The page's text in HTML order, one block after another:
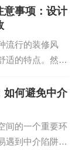
的信息，以
选择素材
材料等。您
己的需求选
材料供应
好的服务。
方案的过程中，
注意。这些细节
意事项：设计
流行的装修风
适的特点。然
。下面我们将为
注意事项和设计
修...
如何避免中介
间的一个重要环
遇到中介陷阱和